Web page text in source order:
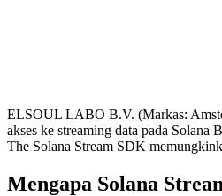
ELSOUL LABO B.V. (Markas:
akses ke streaming data pada Solana
The Solana Stream SDK
Mengapa Solana